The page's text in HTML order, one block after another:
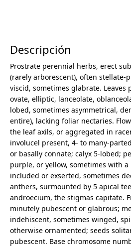
a
r
y
t
a
b
s
Descripción
Prostrate perennial herbs, erect
(rarely arborescent), often stellate-
viscid, sometimes glabrate. Leaves
ovate, elliptic, lanceolate,
lobed, sometimes asymmetrical,
entire), lacking foliar nectaries.
the leaf axils, or aggregated in
involucel present, 4- to many-
or basally connate; calyx 5-lobed;
purple, or yellow, sometimes with
included or exserted, sometimes
anthers, surmounted by 5 apical
androecium, the stigmas capitate.
minutely pubescent or glabrous;
indehiscent, sometimes winged,
otherwise ornamented; seeds
pubescent. Base chromosome
e
n
u
Allosidastrum
Anoda
Anotea
Apeiba
Ayenia
Bakeridesia
Bastardia
Bastardiastrum
Batesimalva
Bernoullia
Berrya
Billieturnera
Briquetia
Byttneria
Callianthe
Callirhoe
Ceiba
Chiranthodendron